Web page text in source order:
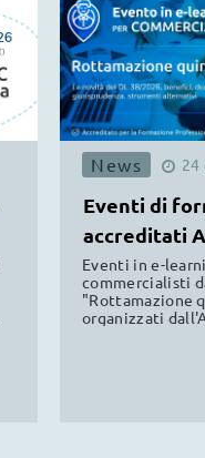
News 24
Eventi di
accreditati
Eventi in e-
commercialisti
"Rottamazione
organizzati